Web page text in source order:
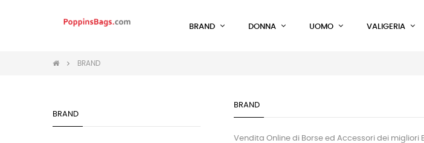
BRAND DONNA UOMO VALIGERIA
BRAND
BRAND
BRAND
Vendita Online di Borse ed Accessori dei migliori